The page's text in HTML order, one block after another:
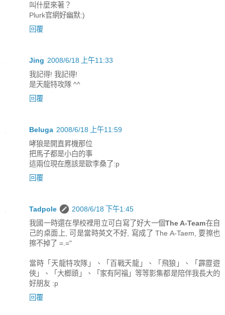
叫什麼來著？
Plurk官網好幽默:)
回覆
Jing 2008/6/18 上午11:33
我記得! 我記得!
是天龍特攻隊 ^^
回覆
Beluga 2008/6/18 上午11:59
哮狼是開直昇機那位
把馬子都是小白的事
這兩位現在應該是歐李桑了:p
回覆
Tadpole
2008/6/18 下午1:45
我國一時還在學校裡用立可白寫了好大一個The A-Team在自
己的桌面上, 可是當時英文不好, 寫成了 The A-Taem, 要擦也
擦不掉了 =.="
當時「天龍特攻隊」、「百戰天龍」、「飛狼」、「霹靂遊
俠」、「大榔頭」、「家有阿福」等等影集都是陪伴我長大的
好朋友 :p
回覆